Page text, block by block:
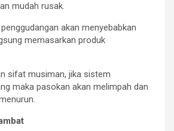
mudah rusak.
akan menyebabkan
memasarkan produk
sifat musiman, jika sistem
maka pasokan akan melimpah dan